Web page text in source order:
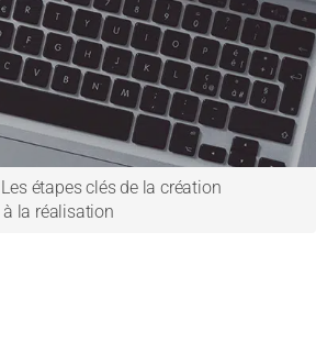
Les étapes clés de la création
à la réalisation